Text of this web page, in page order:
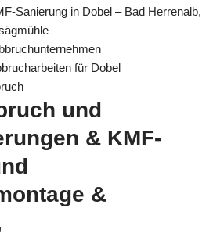
Sanierung in Dobel – Bad Herrenalb,
für Dobel
und
& KMF-
&